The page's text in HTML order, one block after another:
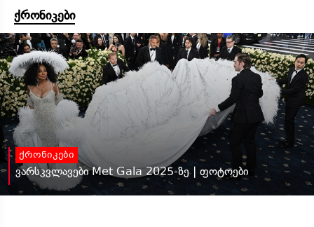
ქრონიკები
ქრონიკები
ვარსკვლავები Met Gala 2025-ზე | ფოტოები